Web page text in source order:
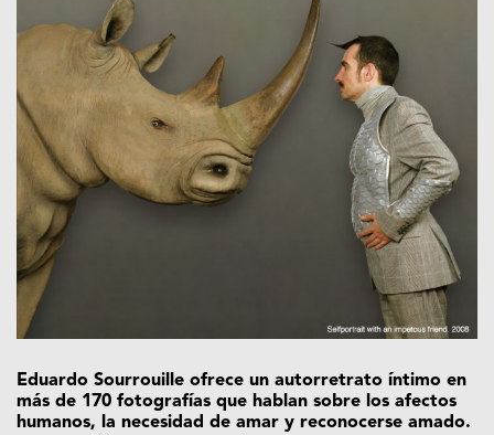
Eduardo Sourrouille ofrece un autorretrato íntimo en
más de 170 fotografías que hablan sobre los afectos
humanos, la necesidad de amar y reconocerse amado.